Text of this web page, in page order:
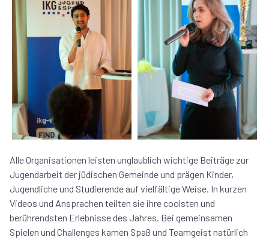
Alle Organisationen leisten unglaublich wichtige Beiträge zur
Jugendarbeit der jüdischen Gemeinde und prägen Kinder,
Jugendliche und Studierende auf vielfältige Weise. In kurzen
Videos und Ansprachen teilten sie ihre coolsten und
berührendsten Erlebnisse des Jahres. Bei gemeinsamen
Spielen und Challenges kamen Spaß und Teamgeist natürlich